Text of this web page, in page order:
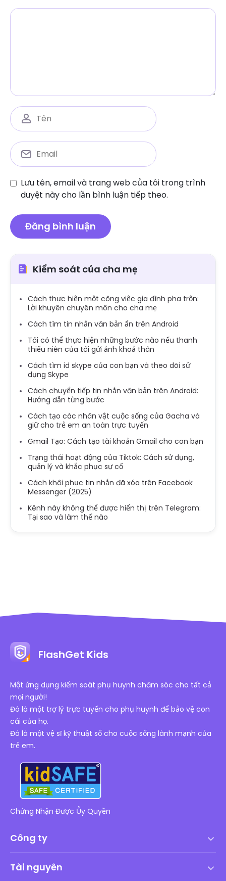
Lưu tên, email và trang web của tôi trong trình
duyệt này cho lần bình luận tiếp theo.
Kiểm soát của cha mẹ
Cách thực hiện một công việc gia đình pha trộn:
Lời khuyên chuyên môn cho cha mẹ
Cách tìm tin nhắn văn bản ẩn trên Android
Tôi có thể thực hiện những bước nào nếu thanh
thiếu niên của tôi gửi ảnh khoả thân
Cách tìm id skype của con bạn và theo dõi sử
dụng Skype
Cách chuyển tiếp tin nhắn văn bản trên Android:
Hướng dẫn từng bước
Cách tạo các nhân vật cuộc sống của Gacha và
giữ cho trẻ em an toàn trực tuyến
Gmail Tạo: Cách tạo tài khoản Gmail cho con bạn
Trạng thái hoạt động của Tiktok: Cách sử dụng,
quản lý và khắc phục sự cố
Cách khôi phục tin nhắn đã xóa trên Facebook
Messenger (2025)
Kênh này không thể được hiển thị trên Telegram:
Tại sao và làm thế nào
FlashGet Kids
Một ứng dụng kiểm soát phụ huynh chăm sóc cho tất cả
mọi người!
Đó là một trợ lý trực tuyến cho phụ huynh để bảo vệ con
cái của họ.
Đó là một vệ sĩ kỹ thuật số cho cuộc sống lành mạnh của
trẻ em.
Chứng Nhận Được Ủy Quyền
Công ty
Thỏa thuận cấp phép người dùng cuối
Tài nguyên